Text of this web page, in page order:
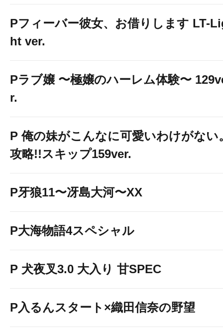
Pフィーバー彼女、お借りします LT-
ht ver.
Pラブ嬢 〜極嬢のハーレム体験〜
r.
P 俺の妹がこんなに可愛いわけがない
攻略!!スキップ159ver.
P牙狼11〜冴島大河〜XX
P大海物語4スペシャル
P 犬夜叉3.0 大入り 甘SPEC
P入るんスタート×織田信奈の野望